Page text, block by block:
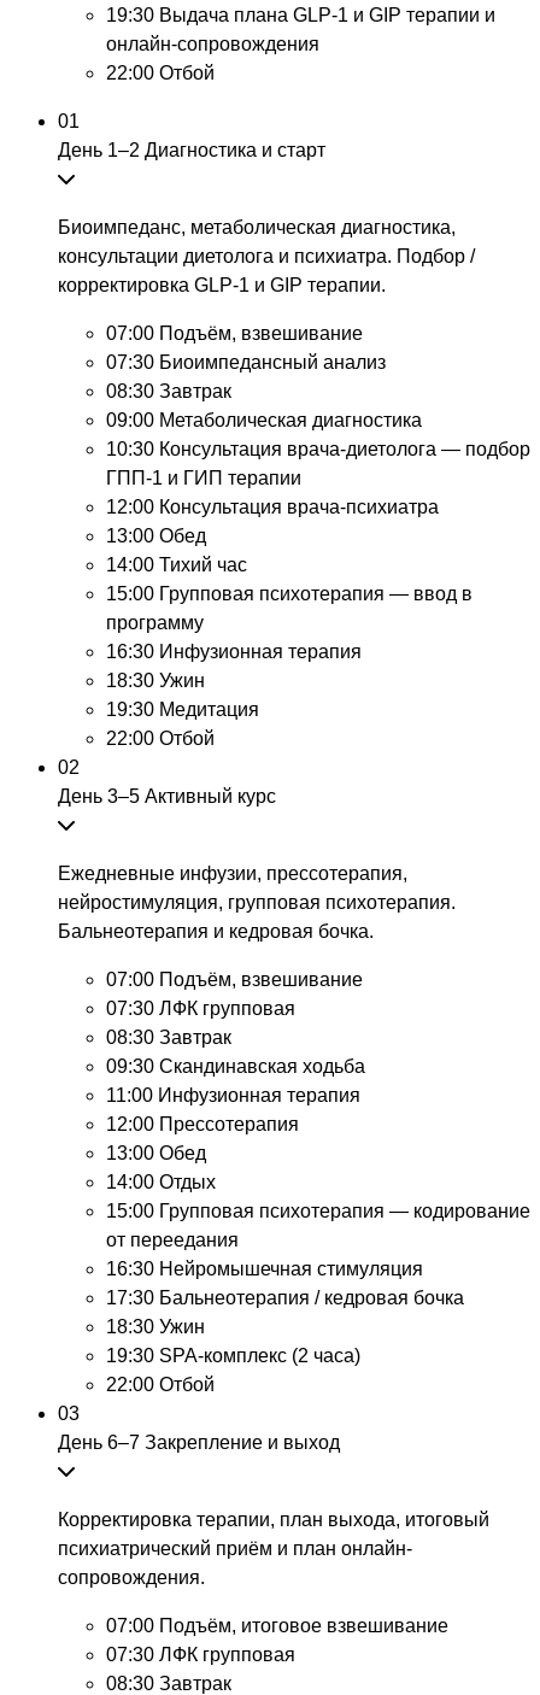
19:30 Выдача плана GLP-1 и GIP терапии и
онлайн-сопровождения
22:00 Отбой
01
День 1–2 Диагностика и старт
Биоимпеданс, метаболическая диагностика,
консультации диетолога и психиатра. Подбор /
корректировка GLP-1 и GIP терапии.
07:00 Подъём, взвешивание
07:30 Биоимпедансный анализ
08:30 Завтрак
09:00 Метаболическая диагностика
10:30 Консультация врача-диетолога — подбор
ГПП-1 и ГИП терапии
12:00 Консультация врача-психиатра
13:00 Обед
14:00 Тихий час
15:00 Групповая психотерапия — ввод в
программу
16:30 Инфузионная терапия
18:30 Ужин
19:30 Медитация
22:00 Отбой
02
День 3–5 Активный курс
Ежедневные инфузии, прессотерапия,
нейростимуляция, групповая психотерапия.
Бальнеотерапия и кедровая бочка.
07:00 Подъём, взвешивание
07:30 ЛФК групповая
08:30 Завтрак
09:30 Скандинавская ходьба
11:00 Инфузионная терапия
12:00 Прессотерапия
13:00 Обед
14:00 Отдых
15:00 Групповая психотерапия — кодирование
от переедания
16:30 Нейромышечная стимуляция
17:30 Бальнеотерапия / кедровая бочка
18:30 Ужин
19:30 SPA-комплекс (2 часа)
22:00 Отбой
03
День 6–7 Закрепление и выход
Корректировка терапии, план выхода, итоговый
психиатрический приём и план онлайн-
сопровождения.
07:00 Подъём, итоговое взвешивание
07:30 ЛФК групповая
08:30 Завтрак